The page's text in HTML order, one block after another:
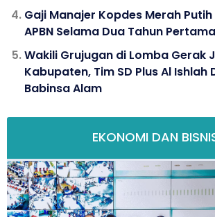
Gaji Manajer Kopdes Merah
APBN Selama Dua Tahun Pertama
Wakili Grujugan di Lomba Gerak
Kabupaten, Tim SD Plus Al Ishlah
Babinsa Alam
EKONOMI DAN